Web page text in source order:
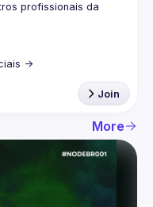
profissionais da
Join
More